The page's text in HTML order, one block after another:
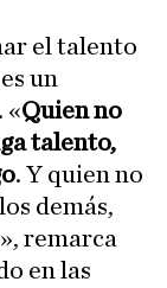
el talento
un
«Quien no
talento,
. Y quien no
demás,
remarca
en las